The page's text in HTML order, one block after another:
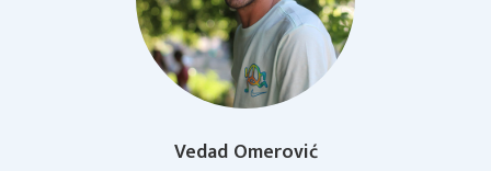
Vedad Omerović